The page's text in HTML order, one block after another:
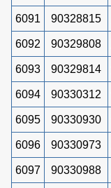
6091 90328815
6092 90329808
6093 90329814
6094 90330312
6095 90330930
6096 90330973
6097 90330988